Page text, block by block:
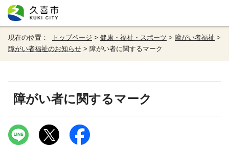
現在の位置： トップページ > 健康・福祉・スポーツ > 障がい者福祉 >
障がい者福祉のお知らせ > 障がい者に関するマーク
障がい者に関するマーク